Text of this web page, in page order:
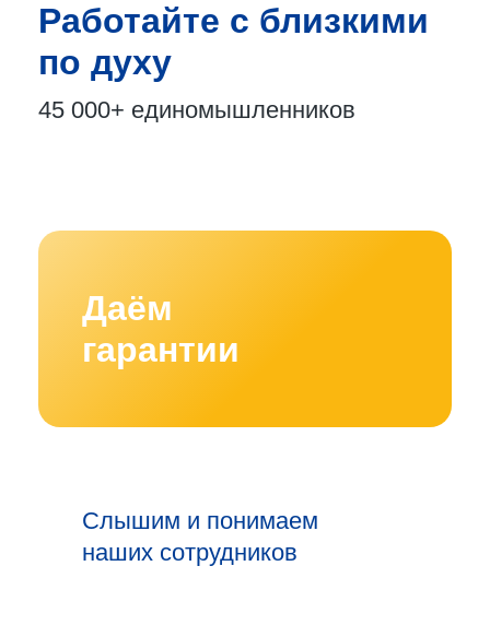
Работайте с близкими
по духу
45 000+ единомышленников
Даём
гарантии
Слышим и понимаем
наших сотрудников